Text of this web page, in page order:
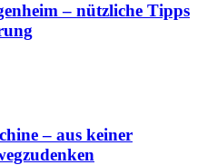
– nützliche Tipps
– aus keiner